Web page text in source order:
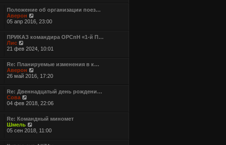
Положение об организации поез…
Аверон
е
е
й
и
о
с
л
е
д
е
у
с
о
щ
05 апр 2016, 23:00
ПРИКАЗ командира ОРСпН «1-й П…
Лис
е
е
й
т
и
о
с
л
е
д
н
е
у
21 фев 2024, 10:01
Re: Планируемые изменения в к…
Аверон
е
е
й
и
о
с
л
е
26 май 2016, 17:20
Re: Двеннадцатый день рождени…
Сова
е
е
й
т
и
04 фев 2018, 22:06
Re: Командный миномет
Шмель
е
е
05 сен 2018, 11:00